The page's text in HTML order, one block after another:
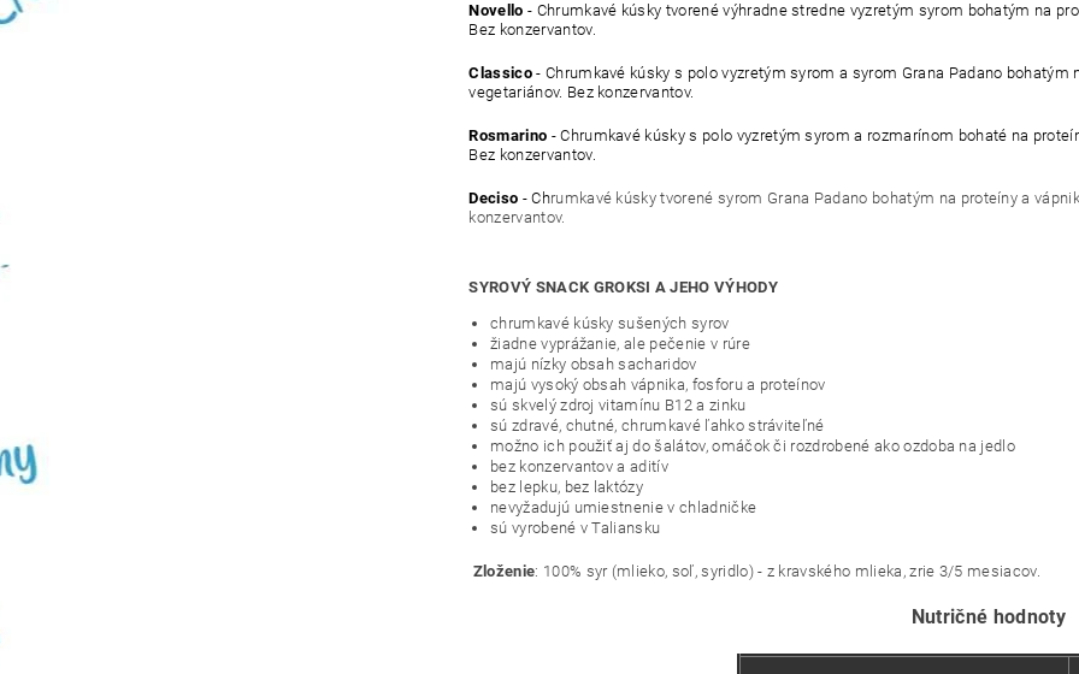
Novello - Chrumkavé kúsky tvorené výhradne stredne vyzretým syrom bohatým na
Bez konzervantov.
Classico- Chrumkavé kúsky s polo vyzretým syrom a syrom Grana Padano bohatým
vegetariánov. Bez konzervantov.
Rosmarino - Chrumkavé kúsky s polo vyzretým syrom a rozmarínom bohaté na
Bez konzervantov.
Deciso - Chrumkavé kúsky tvorené syrom Grana Padano bohatým na proteíny a
konzervantov.
SYROVÝ SNACK GROKSI A JEHO VÝHODY
chrumkavé kúsky sušených syrov
žiadne vyprážanie, ale pečenie v rúre
majú nízky obsah sacharidov
majú vysoký obsah vápnika, fosforu a proteínov
sú skvelý zdroj vitamínu B12 a zinku
sú zdravé, chutné, chrumkavé ľahko stráviteľné
možno ich použiť aj do šalátov, omáčok či rozdrobené ako ozdoba na jedlo
bez konzervantov a aditív
bez lepku, bez laktózy
nevyžadujú umiestnenie v chladničke
sú vyrobené v Taliansku
Zloženie: 100% syr (mlieko, soľ, syridlo) - z kravského mlieka, zrie 3/5 mesiacov.
Nutričné hodnoty